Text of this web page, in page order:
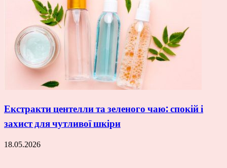
Екстракти центелли та зеленого чаю: спокій і
захист для чутливої шкіри
18.05.2026